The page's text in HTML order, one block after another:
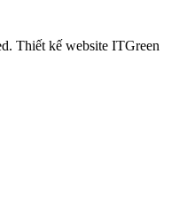
Thiết kế website ITGreen